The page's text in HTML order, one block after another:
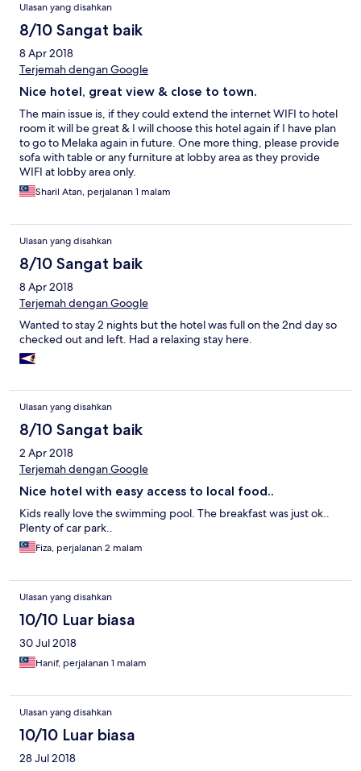
Ulasan yang disahkan
8/10 Sangat baik
8 Apr 2018
Terjemah dengan Google
Nice hotel, great view & close to town.
The main issue is, if they could extend the internet WIFI to hotel
room it will be great & I will choose this hotel again if I have plan
to go to Melaka again in future. One more thing, please provide
sofa with table or any furniture at lobby area as they provide
WIFI at lobby area only.
Sharil Atan, perjalanan 1 malam
Ulasan yang disahkan
8/10 Sangat baik
8 Apr 2018
Terjemah dengan Google
Wanted to stay 2 nights but the hotel was full on the 2nd day so
checked out and left. Had a relaxing stay here.
Ulasan yang disahkan
8/10 Sangat baik
2 Apr 2018
Terjemah dengan Google
Nice hotel with easy access to local food..
Kids really love the swimming pool. The breakfast was just ok..
Plenty of car park..
Fiza, perjalanan 2 malam
Ulasan yang disahkan
10/10 Luar biasa
30 Jul 2018
Hanif, perjalanan 1 malam
Ulasan yang disahkan
10/10 Luar biasa
28 Jul 2018